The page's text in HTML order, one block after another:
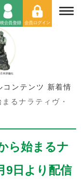
コンテンツ 新着情
るナラティヴ・
ら始まるナ
9日より配信